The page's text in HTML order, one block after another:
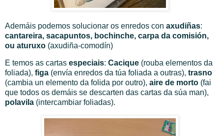
Ademáis podemos solucionar os enredos con axudiñas:
cantareira, sacapuntos, bochinche, carpa da comisión,
ou aturuxo (axudiña-comodín)
E temos as cartas especiais: Cacique (rouba elementos da
foliada), figa (envía enredos da túa foliada a outras), trasno
(cambia un elemento da folida por outro), aire de morto (fai
que todos os demáis se descarten das cartas da súa man),
polavila (intercambiar foliadas).